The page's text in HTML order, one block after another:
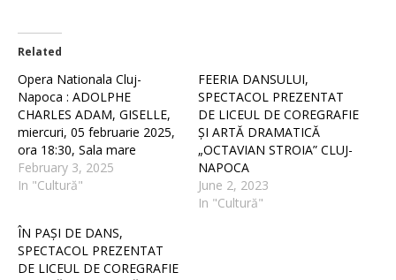
Related
Opera Nationala Cluj-
Napoca : ADOLPHE
CHARLES ADAM, GISELLE,
miercuri, 05 februarie 2025,
ora 18:30, Sala mare
February 3, 2025
In "Cultură"
FEERIA DANSULUI,
SPECTACOL PREZENTAT
DE LICEUL DE COREGRAFIE
ȘI ARTĂ DRAMATICĂ
„OCTAVIAN STROIA” CLUJ-
NAPOCA
June 2, 2023
In "Cultură"
ÎN PAȘI DE DANS,
SPECTACOL PREZENTAT
DE LICEUL DE COREGRAFIE